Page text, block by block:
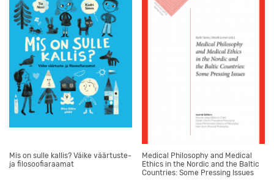
Mis on sulle kallis? Väike väärtuste-
ja filosoofiaraamat
Medical Philosophy and Medical
Ethics in the Nordic and the Baltic
Countries: Some Pressing Issues